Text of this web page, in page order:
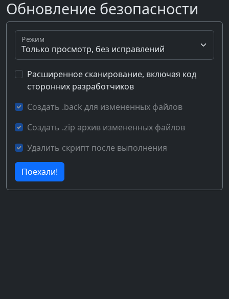
Обновление безопасности
Режим
Расширенное сканирование, включая код
сторонних разработчиков
Создать .back для измененных файлов
Создать .zip архив измененных файлов
Удалить скрипт после выполнения
Поехали!